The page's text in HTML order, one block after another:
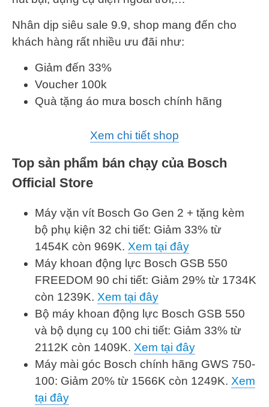
Nhân dịp siêu sale 9.9, shop mang đến cho
khách hàng rất nhiều ưu đãi như:
Giảm đến 33%
Voucher 100k
Quà tặng áo mưa bosch chính hãng
Xem chi tiết shop
Top sản phẩm bán chạy của Bosch
Official Store
Máy vặn vít Bosch Go Gen 2 + tặng kèm
bộ phụ kiện 32 chi tiết: Giảm 33% từ
1454K còn 969K. Xem tại đây
Máy khoan động lực Bosch GSB 550
FREEDOM 90 chi tiết: Giảm 29% từ 1734K
còn 1239K. Xem tại đây
Bộ máy khoan động lực Bosch GSB 550
và bộ dụng cụ 100 chi tiết: Giảm 33% từ
2112K còn 1409K. Xem tại đây
Máy mài góc Bosch chính hãng GWS 750-
100: Giảm 20% từ 1566K còn 1249K. Xem
tại đây